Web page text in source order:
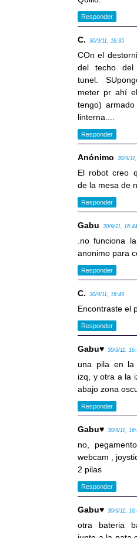
Responder
C. 30/9/11, 16:35
COn el
del techo del
tunel.
meter pr ahí
tengo)
linterna....
Responder
Anónimo 30/9/
El robot creo
de la mesa de
Responder
Gabu 30/9/11, 16:44
.no funciona
anonimo para
Responder
C. 30/9/11, 16:49
Encontraste el
Responder
Gabu♥ 30/9/11,
una pila en la
izq, y otra a la
abajo zona
Responder
Gabu♥ 30/9/11,
no,
webcam ,
2 pilas
Responder
Gabu♥ 30/9/11,
otra bateria